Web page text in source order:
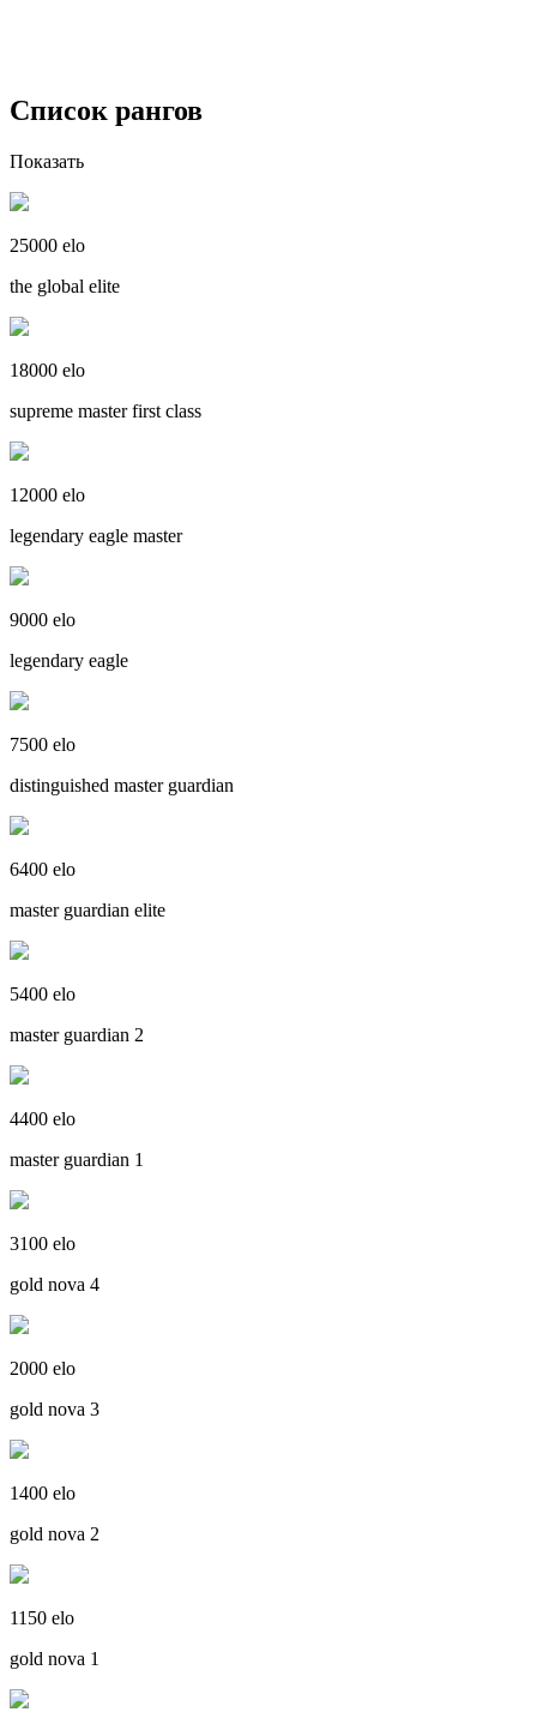
Список рангов
Показать
25000 elo
the global elite
18000 elo
supreme master first class
12000 elo
legendary eagle master
9000 elo
legendary eagle
7500 elo
distinguished master guardian
6400 elo
master guardian elite
5400 elo
master guardian 2
4400 elo
master guardian 1
3100 elo
gold nova 4
2000 elo
gold nova 3
1400 elo
gold nova 2
1150 elo
gold nova 1